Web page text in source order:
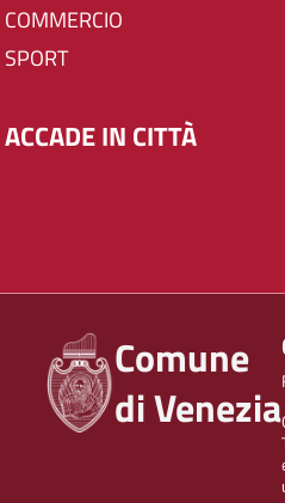
COMMERCIO
SPORT
ACCADE IN CITTÀ
Comune
di Venezia